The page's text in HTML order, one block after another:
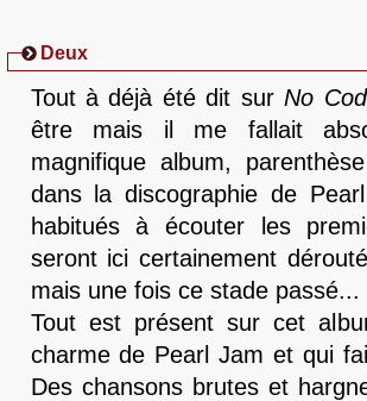
Deux
Tout à déjà été dit surNo
être mais il me fallait
magnifique album,
dans la discographie de
habitués à écouter les
seront ici certainement
mais une fois ce stade
Tout est présent sur cet
charme de Pearl Jam et qui
Des chansons brutes et